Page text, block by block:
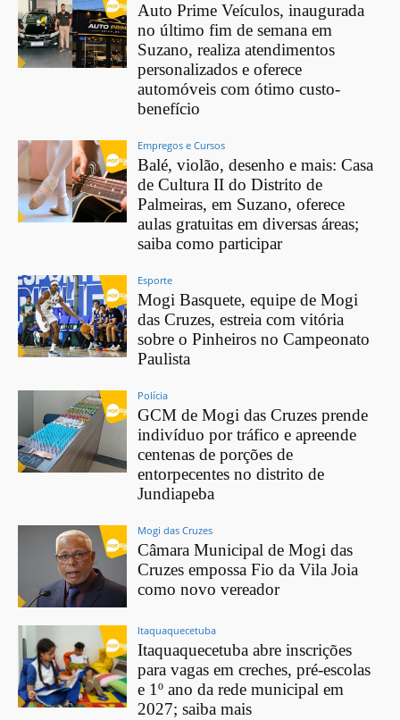
Auto Prime Veículos, inaugurada
no último fim de semana em
Suzano, realiza atendimentos
personalizados e oferece
automóveis com ótimo custo-
benefício
Empregos e Cursos
Balé, violão, desenho e mais: Casa
de Cultura II do Distrito de
Palmeiras, em Suzano, oferece
aulas gratuitas em diversas áreas;
saiba como participar
Esporte
Mogi Basquete, equipe de Mogi
das Cruzes, estreia com vitória
sobre o Pinheiros no Campeonato
Paulista
Polícia
GCM de Mogi das Cruzes prende
indivíduo por tráfico e apreende
centenas de porções de
entorpecentes no distrito de
Jundiapeba
Mogi das Cruzes
Câmara Municipal de Mogi das
Cruzes empossa Fio da Vila Joia
como novo vereador
Itaquaquecetuba
Itaquaquecetuba abre inscrições
para vagas em creches, pré-escolas
e 1º ano da rede municipal em
2027; saiba mais